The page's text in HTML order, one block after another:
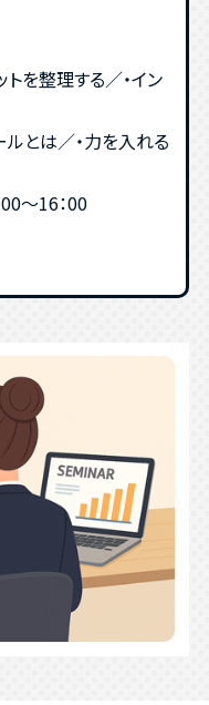
を整理する／・イン
は／・力を入れる
～16：00